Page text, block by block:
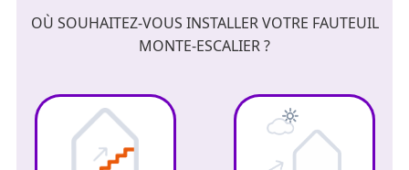
OÙ SOUHAITEZ-VOUS INSTALLER VOTRE FAUTEUIL
MONTE-ESCALIER ?